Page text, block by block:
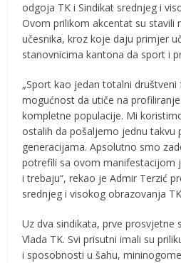
odgoja TK i Sindikat srednjeg i
Ovom prilikom akcentat su stavili
učesnika, kroz koje daju primjer
stanovnicima kantona da sport i
„Sport kao jedan totalni
mogućnost da utiče na
kompletne populacije. Mi
ostalih da pošaljemo jednu takvu
generacijama. Apsolutno smo
potrefili sa ovom manifestacijom
i trebaju“, rekao je Admir Terzić
srednjeg i visokog obrazovanja
Uz dva sindikata, prve prosvjetne
Vlada TK. Svi prisutni imali su
i sposobnosti u šahu,